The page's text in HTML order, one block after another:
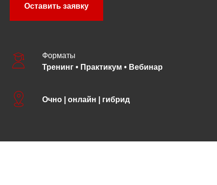
Оставить заявку
Форматы
Тренинг • Практикум • Вебинар
Очно | онлайн | гибрид